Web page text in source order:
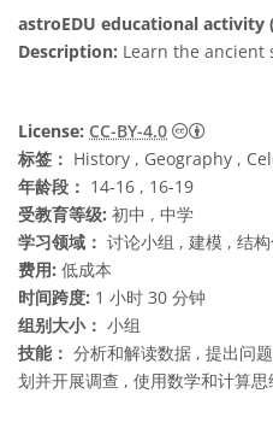
astroEDU educational
Description: Learn the ancient
License: CC-BY-4.0
知识共
标签： History , Geography ,
年龄段： 14-16 , 16-19
受教育等级: 初中 , 中学
学习领域： 讨论小组 , 建模 , 结
费用: 低成本
时间跨度: 1 小时 30 分钟
组别大小： 小组
技能： 分析和解读数据 , 提出问
划并开展调查 , 使用数学和计算思